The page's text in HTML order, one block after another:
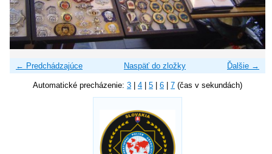
← Predchádzajúce Ďalšie →
Naspäť do zložky
Automatické precházenie: 3 4 5 6 7 (čas v sekundách)